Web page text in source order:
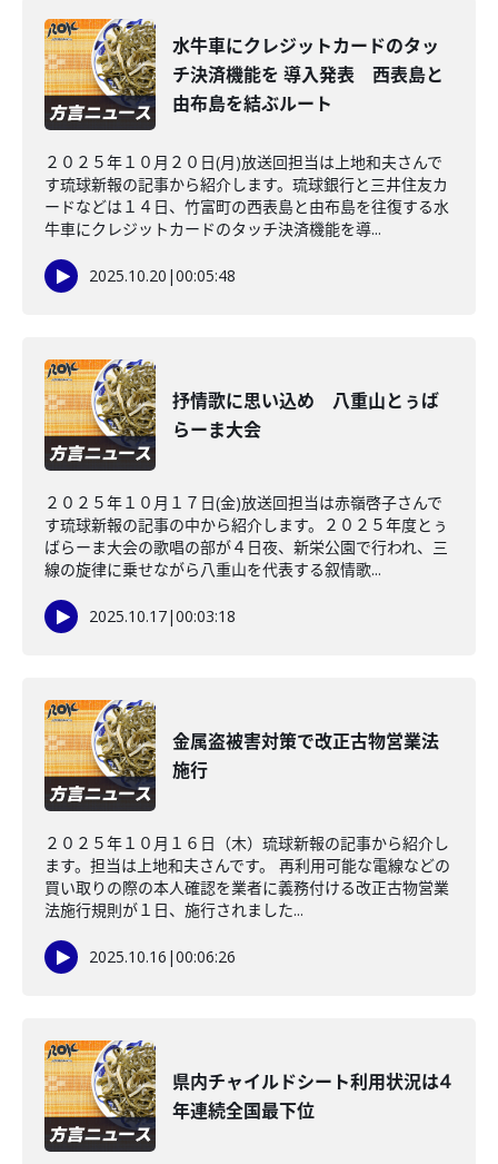
水牛車にクレジットカードのタッ
チ決済機能を 導入発表 西表島と
由布島を結ぶルート
２０２５年１０月２０日(月)放送回担当は上地和夫さんで
す琉球新報の記事から紹介します。琉球銀行と三井住友カ
ードなどは１４日、竹富町の西表島と由布島を往復する水
牛車にクレジットカードのタッチ決済機能を導...
2025.10.20 |00:05:48
抒情歌に思い込め 八重山とぅば
らーま大会
２０２５年１０月１７日(金)放送回担当は赤嶺啓子さんで
す琉球新報の記事の中から紹介します。２０２５年度とぅ
ばらーま大会の歌唱の部が４日夜、新栄公園で行われ、三
線の旋律に乗せながら八重山を代表する叙情歌...
2025.10.17|00:03:18
金属盗被害対策で改正古物営業法
施行
２０２５年１０月１６日（木）琉球新報の記事から紹介し
ます。担当は上地和夫さんです。 再利用可能な電線などの
買い取りの際の本人確認を業者に義務付ける改正古物営業
法施行規則が１日、施行されました...
2025.10.16 |00:06:26
県内チャイルドシート利用状況は4
年連続全国最下位